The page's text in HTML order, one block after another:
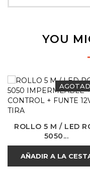
YOU
ROLLO 5 M / LED
5050...
AÑADIR A LA